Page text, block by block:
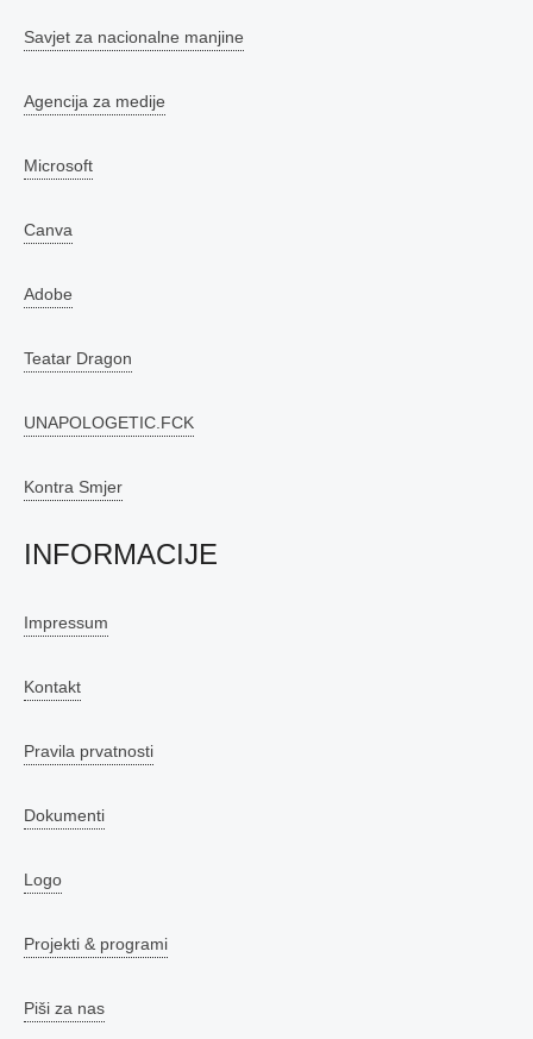
Savjet za nacionalne manjine
Agencija za medije
Microsoft
Canva
Adobe
Teatar Dragon
UNAPOLOGETIC.FCK
Kontra Smjer
INFORMACIJE
Impressum
Kontakt
Pravila prvatnosti
Dokumenti
Logo
Projekti & programi
Piši za nas